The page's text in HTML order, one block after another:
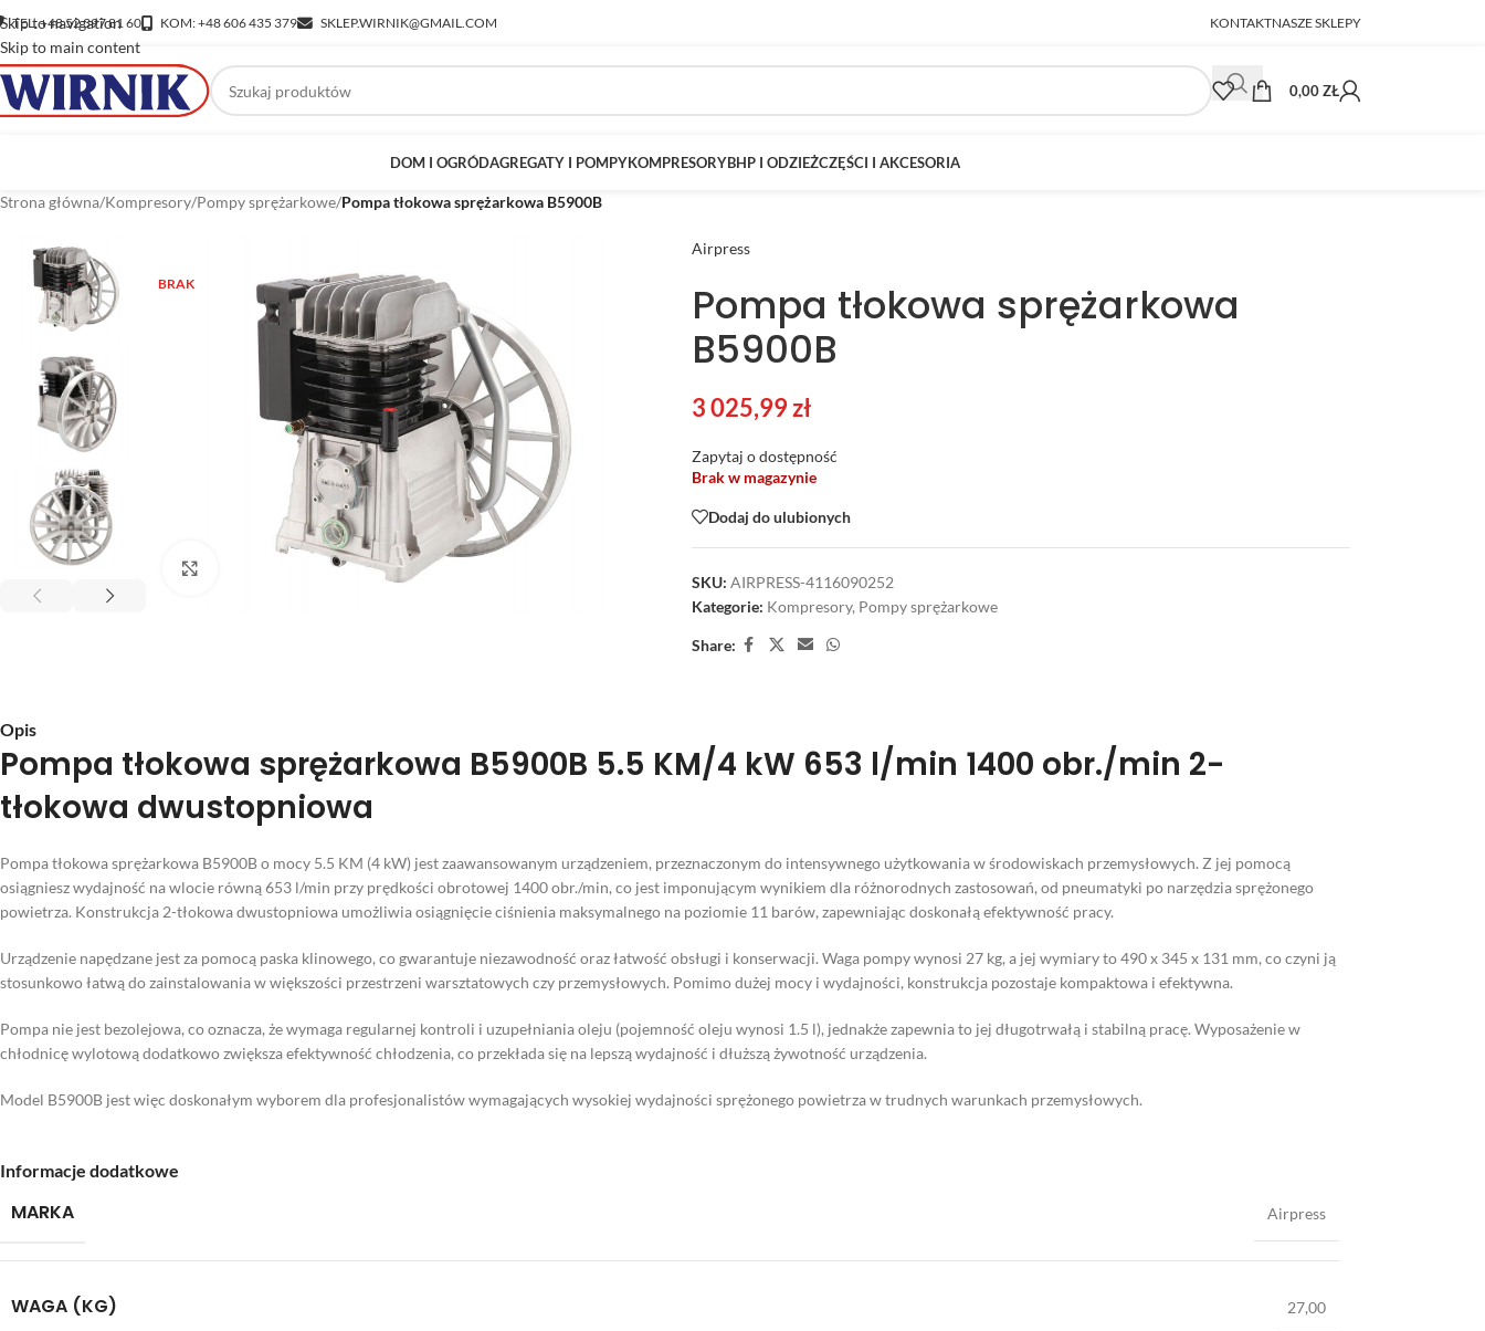
Skip to navigation
Skip to main content
TEL: +48 52 397 81 60 KOM: +48 606 435 379 SKLEP.WIRNIK@GMAIL.COM KONTAKTNASZE SKLEPY
0,00ZŁ
DOM I OGRÓDAGREGATY I POMPYKOMPRESORYBHP I ODZIEŻCZĘŚCI I AKCESORIA
Strona główna/Kompresory/Pompy sprężarkowe/Pompa tłokowa sprężarkowa B5900B
BRAK
Kliknij aby powiększyć
Airpress
Pompa tłokowa sprężarkowa
B5900B
3 025,99zł
Zapytaj o dostępność
Brak w magazynie
Dodaj do ulubionych
SKU: AIRPRESS-4116090252
Kategorie: Kompresory, Pompy sprężarkowe
Share:
Opis
Pompa tłokowa sprężarkowa B5900B 5.5 KM/4 kW 653 l/min 1400 obr./min 2-
tłokowa dwustopniowa
Pompa tłokowa sprężarkowa B5900B o mocy 5.5 KM (4 kW) jest zaawansowanym urządzeniem, przeznaczonym do intensywnego użytkowania w środowiskach przemysłowych. Z jej pomocą
osiągniesz wydajność na wlocie równą 653 l/min przy prędkości obrotowej 1400 obr./min, co jest imponującym wynikiem dla różnorodnych zastosowań, od pneumatyki po narzędzia sprężonego
powietrza. Konstrukcja 2-tłokowa dwustopniowa umożliwia osiągnięcie ciśnienia maksymalnego na poziomie 11 barów, zapewniając doskonałą efektywność pracy.
Urządzenie napędzane jest za pomocą paska klinowego, co gwarantuje niezawodność oraz łatwość obsługi i konserwacji. Waga pompy wynosi 27 kg, a jej wymiary to 490 x 345 x 131 mm, co czyni ją
stosunkowo łatwą do zainstalowania w większości przestrzeni warsztatowych czy przemysłowych. Pomimo dużej mocy i wydajności, konstrukcja pozostaje kompaktowa i efektywna.
Pompa nie jest bezolejowa, co oznacza, że wymaga regularnej kontroli i uzupełniania oleju (pojemność oleju wynosi 1.5 l), jednakże zapewnia to jej długotrwałą i stabilną pracę. Wyposażenie w
chłodnicę wylotową dodatkowo zwiększa efektywność chłodzenia, co przekłada się na lepszą wydajność i dłuższą żywotność urządzenia.
Model B5900B jest więc doskonałym wyborem dla profesjonalistów wymagających wysokiej wydajności sprężonego powietrza w trudnych warunkach przemysłowych.
Informacje dodatkowe
MARKA Airpress
WAGA (KG) 27,00